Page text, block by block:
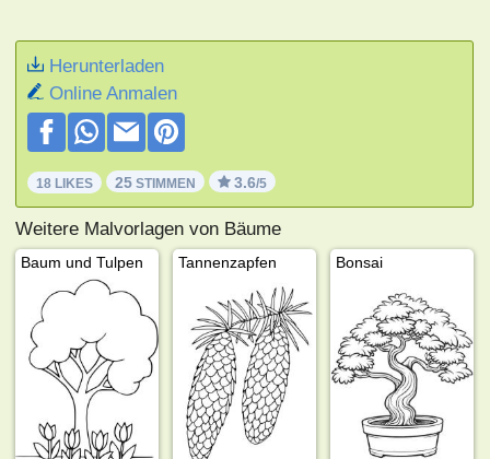
Herunterladen
Online Anmalen
18 LIKES 25 STIMMEN 3.6/5
Weitere Malvorlagen von Bäume
Baum und Tulpen Tannenzapfen Bonsai